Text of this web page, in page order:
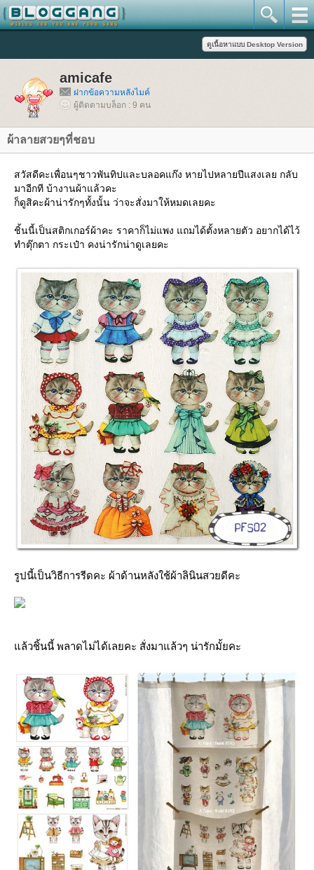
amicafe
ฝากข้อความหลังไมค์
ผู้ติดตามบล็อก : 9 คน
ผ้าลายสวยๆที่ชอบ
สวัสดีคะเพื่อนๆชาวพันทิปและบลอคแก๊ง หายไปหลายปีแสงเลย กลับ
มาอีกที บ้างานผ้าแล้วคะ
ก็ดูสิคะผ้าน่ารักๆทั้งนั้น ว่าจะสั่งมาให้หมดเลยคะ
ชิ้นนี้เป็นสติกเกอร์ผ้าคะ ราคาก็ไม่แพง แถมได้ตั้งหลายตัว อยากได้ไว้
ทำตุ๊กตา กระเป๋า คงน่ารักน่าดูเลยคะ
รูปนี้เป็นวิธีการรีดคะ ผ้าด้านหลังใช้ผ้าลินินสวยดีคะ
ล้วชิ้นนี้ พลาดไม่ได้เลยคะ สั่งมาแล้วๆ น่ารักมั้ยคะ